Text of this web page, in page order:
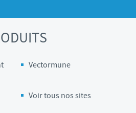
Vectormune
Voir tous nos sites